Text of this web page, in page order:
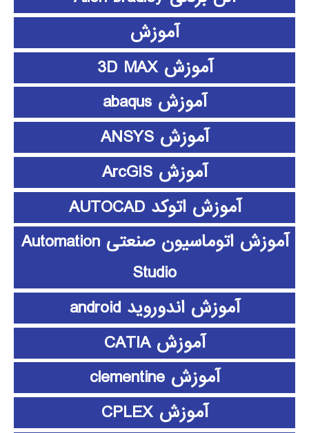
آموزش
آموزش 3D MAX
آموزش abaqus
آموزش ANSYS
آموزش ArcGIS
آموزش اتوکد AUTOCAD
آموزش اتوماسیون صنعتی Automation
Studio
آموزش اندوروید android
آموزش CATIA
آموزش clementine
آموزش CPLEX